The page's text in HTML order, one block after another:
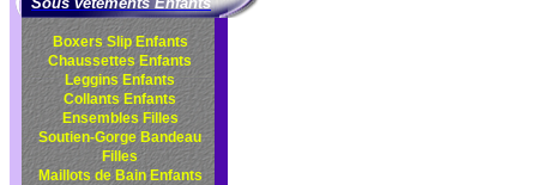
Boxers Slip Enfants
Chaussettes Enfants
Leggins Enfants
Collants Enfants
Ensembles Filles
Soutien-Gorge Bandeau
Filles
Maillots de Bain Enfants